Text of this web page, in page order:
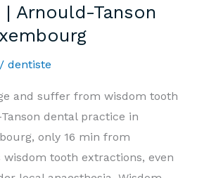
Arnould-Tanson
/ dentiste
and suffer from wisdom tooth
dental practice in
only 16 min from
wisdom tooth extractions, even